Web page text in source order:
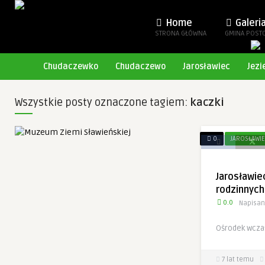
Home
STRONA GŁÓWNA
Galeria
GMINA
Chudaczewko Chudaczewo Jarosławiec
Wszystkie posty oznaczone tagiem: kaczki
0
rodzinnych
0.0
Ośrodek
7 lat temu